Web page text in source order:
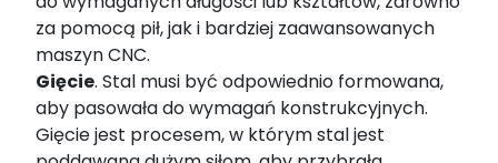
za pomocą pił, jak i bardziej zaawansowanych
maszyn CNC.
Gięcie. Stal musi być odpowiednio formowana,
aby pasowała do wymagań konstrukcyjnych.
Gięcie jest procesem, w którym stal jest